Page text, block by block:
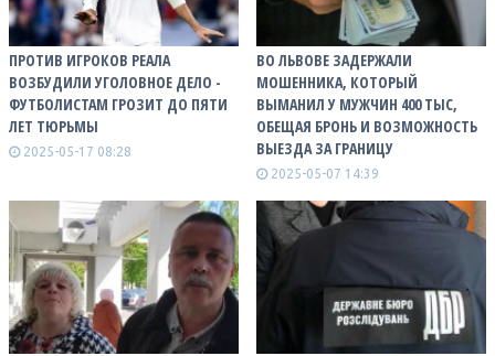
ПРОТИВ ИГРОКОВ РЕАЛА
ВОЗБУДИЛИ УГОЛОВНОЕ ДЕЛО -
ФУТБОЛИСТАМ ГРОЗИТ ДО ПЯТИ
ЛЕТ ТЮРЬМЫ
2025-05-17 08:28
ВО ЛЬВОВЕ ЗАДЕРЖАЛИ
МОШЕННИКА, КОТОРЫЙ
ВЫМАНИЛ У МУЖЧИН 400 ТЫС,
ОБЕЩАЯ БРОНЬ И ВОЗМОЖНОСТЬ
ВЫЕЗДА ЗА ГРАНИЦУ
2025-05-07 14:39